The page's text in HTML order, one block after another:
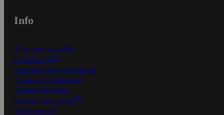
Info
S-Business yrityksille
Oiva-raportit
Osuuskauppojen yhteystiedot
Tilaus- ja toimitusehdot
Tietosuojakäytäntö
Palvelun käyttöehdot
Saavutettavuus